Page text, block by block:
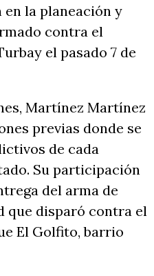
la planeación y
contra el
el pasado 7 de
Martínez Martínez
previas donde se
de cada
Su participación
del arma de
que disparó contra el
El Golfito, barrio